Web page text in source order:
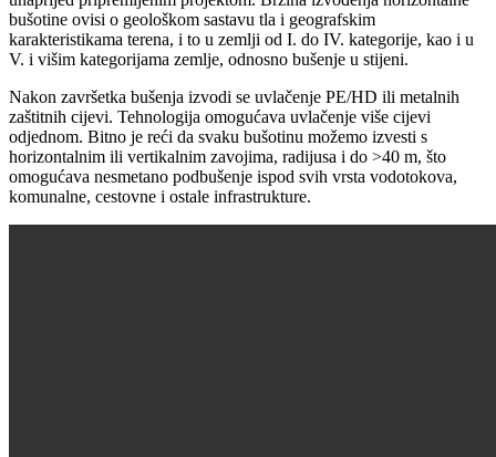
bušotine ovisi o geološkom sastavu tla i geografskim
karakteristikama terena, i to u zemlji od I. do IV. kategorije, kao i u
V. i višim kategorijama zemlje, odnosno bušenje u stijeni.
Nakon završetka bušenja izvodi se uvlačenje PE/HD ili metalnih
zaštitnih cijevi. Tehnologija omogućava uvlačenje više cijevi
odjednom. Bitno je reći da svaku bušotinu možemo izvesti s
horizontalnim ili vertikalnim zavojima, radijusa i do >40 m, što
omogućava nesmetano podbušenje ispod svih vrsta vodotokova,
komunalne, cestovne i ostale infrastrukture.